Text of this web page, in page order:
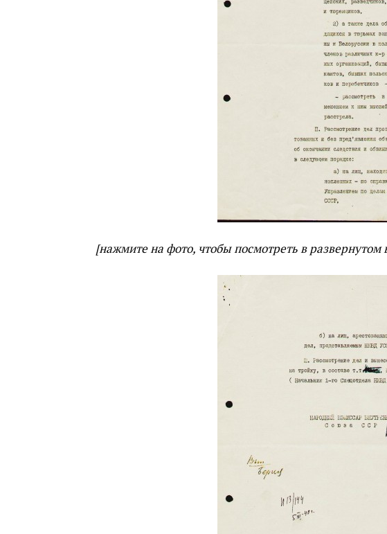
[нажмите на фото, чтобы посмотреть в развернутом